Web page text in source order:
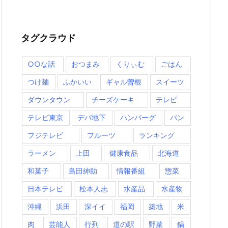
タグクラウド
○○な話 おつまみ くりぃむ ごはん
つけ麺 ふかいい ギャル曽根 スイーツ
ダウンタウン チーズケーキ テレビ
テレビ東京 デパ地下 ハンバーグ パン
フジテレビ フルーツ ランキング
ラーメン 上田 健康食品 北海道
和菓子 島田紳助 情報番組 惣菜
日本テレビ 松本人志 水産品 水産物
沖縄 浜田 深イイ 福岡 築地 米
肉 芸能人 行列 道の駅 野菜 鍋